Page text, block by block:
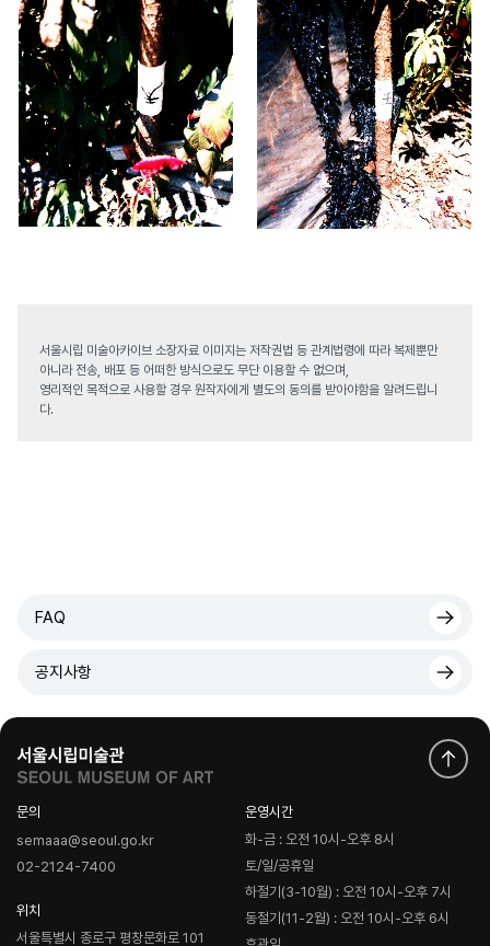
서울시립 미술아카이브 소장자료 이미지는 저작권법 등 관계법령에 따라 복제뿐만
아니라 전송, 배포 등 어떠한 방식으로도 무단 이용할 수 없으며,
영리적인 목적으로 사용할 경우 원작자에게 별도의 동의를 받아야함을 알려드립니
다.
FAQ
공지사항
문의
semaaa@seoul.go.kr
02-2124-7400
위치
서울특별시 종로구 평창문화로 101
운영시간
화-금 : 오전 10시-오후 8시
토/일/공휴일
하절기(3-10월) : 오전 10시-오후 7시
동절기(11-2월) : 오전 10시-오후 6시